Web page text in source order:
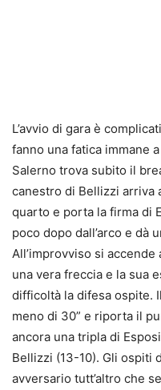
L’avvio di gara è
fanno una fatica immane
Salerno trova subito il
canestro di Bellizzi arriva
quarto e porta la firma di
poco dopo dall’arco e dà
All’improvviso si accende
una vera freccia e la sua
difficoltà la difesa ospite.
meno di 30” e riporta il
ancora una tripla di
Bellizzi (13-10). Gli ospiti
avversario tutt’altro che